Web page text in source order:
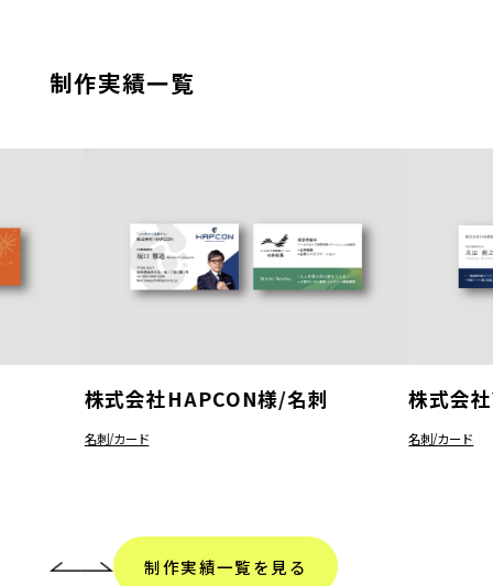
制作実績一覧
株式会社HAPCON様/名刺
名刺/カード
株式会
名刺/カード
制作実績一覧を見る